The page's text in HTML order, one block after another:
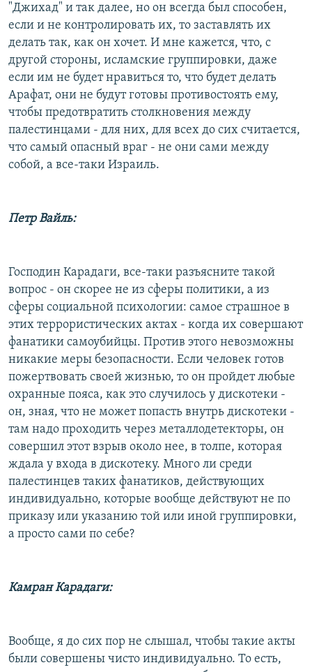
"Джихад" и так далее, но он всегда был способен,
если и не контролировать их, то заставлять их
делать так, как он хочет. И мне кажется, что, с
другой стороны, исламские группировки, даже
если им не будет нравиться то, что будет делать
Арафат, они не будут готовы противостоять ему,
чтобы предотвратить столкновения между
палестинцами - для них, для всех до сих считается,
что самый опасный враг - не они сами между
собой, а все-таки Израиль.
Петр Вайль:
Господин Карадаги, все-таки разъясните такой
вопрос - он скорее не из сферы политики, а из
сферы социальной психологии: самое страшное в
этих террористических актах - когда их совершают
фанатики самоубийцы. Против этого невозможны
никакие меры безопасности. Если человек готов
пожертвовать своей жизнью, то он пройдет любые
охранные пояса, как это случилось у дискотеки -
он, зная, что не может попасть внутрь дискотеки -
там надо проходить через металлодетекторы, он
совершил этот взрыв около нее, в толпе, которая
ждала у входа в дискотеку. Много ли среди
палестинцев таких фанатиков, действующих
индивидуально, которые вообще действуют не по
приказу или указанию той или иной группировки,
а просто сами по себе?
Камран Карадаги:
Вообще, я до сих пор не слышал, чтобы такие акты
были совершены чисто индивидуально. То есть,